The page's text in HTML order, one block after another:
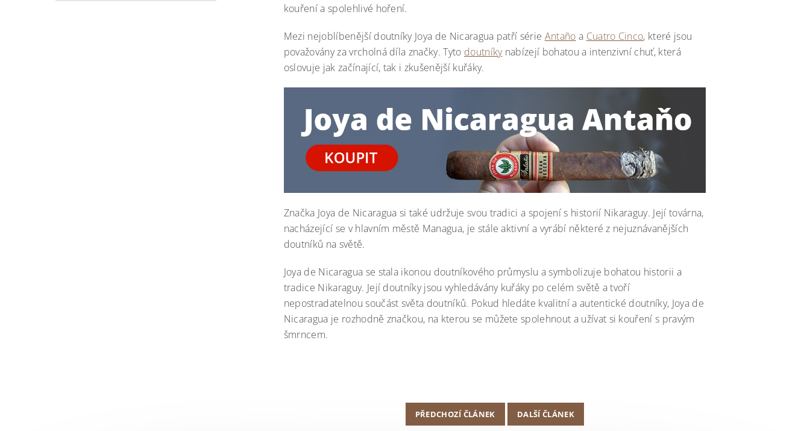
kouření a spolehlivé hoření.
Mezi nejoblíbenější doutníky Joya de Nicaragua patří série Antaño a Cuatro Cinco, které jsou
považovány za vrcholná díla značky. Tyto doutníkynabízejí bohatou a intenzivní chuť, která
oslovuje jak začínající, tak i zkušenější kuřáky.
Značka Joya de Nicaragua si také udržuje svou tradici a spojení s historií Nikaraguy. Její továrna,
nacházející se v hlavním městě Managua, je stále aktivní a vyrábí některé z nejuznávanějších
doutníků na světě.
Joya de Nicaragua se stala ikonou doutníkového průmyslu a symbolizuje bohatou historii a
tradice Nikaraguy. Její doutníky jsou vyhledávány kuřáky po celém světě a tvoří
nepostradatelnou součást světa doutníků. Pokud hledáte kvalitní a autentické doutníky, Joya de
Nicaragua je rozhodně značkou, na kterou se můžete spolehnout a užívat si kouření s pravým
šmrncem.
PŘEDCHOZÍ ČLÁNEK DALŠÍ ČLÁNEK